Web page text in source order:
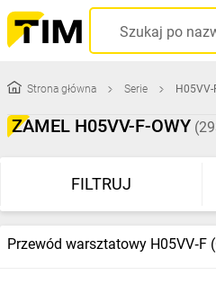
Strona główna Serie H05VV-
ZAMEL H05VV-F-OWY
FILTRUJ
Przewód warsztatowy H05VV‑F